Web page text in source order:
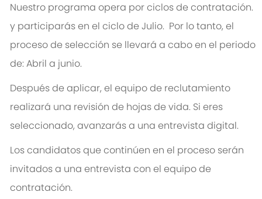
Nuestro programa opera por ciclos de contratación.
y participarás en el ciclo de Julio. Por lo tanto, el
proceso de selección se llevará a cabo en el periodo
de: Abril a junio.
Después de aplicar, el equipo de reclutamiento
realizará una revisión de hojas de vida. Si eres
seleccionado, avanzarás a una entrevista digital.
Los candidatos que continúen en el proceso serán
invitados a una entrevista con el equipo de
contratación.